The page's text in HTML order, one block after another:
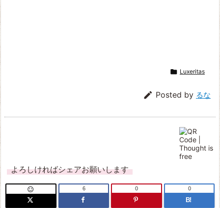
 Luxeritas
 Posted by るな
よろしければシェアお願いします
 6 0
B!
0